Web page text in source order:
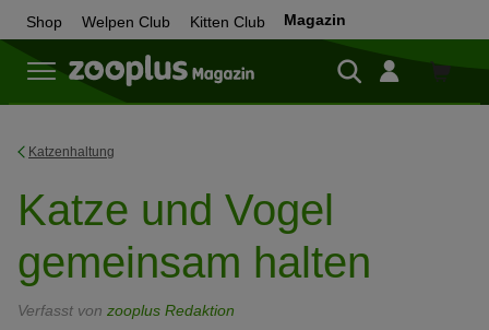
Shop Welpen Club Kitten Club Magazin
Zum
Katzenhaltung
Katze und Vogel
gemeinsam halten
Verfasst von zooplus Redaktion